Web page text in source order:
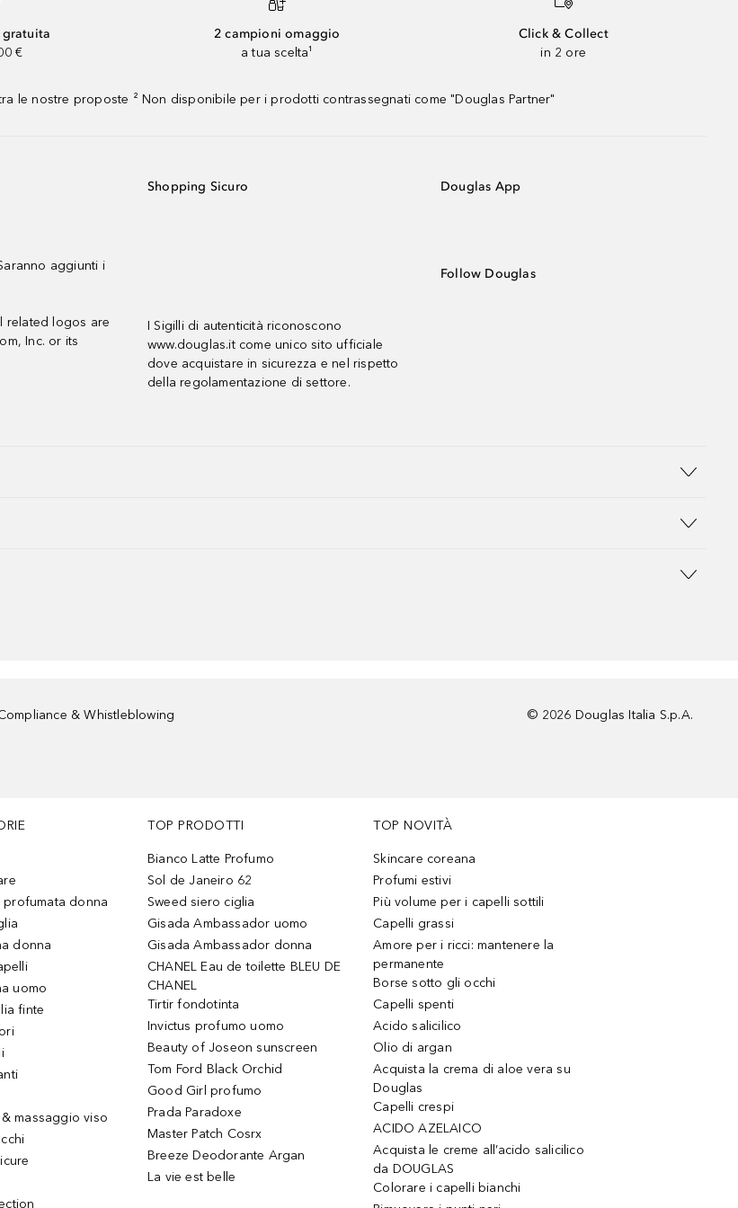
gratuita
€
2 campioni omaggio
a tua scelta¹
Click & Collect
in 2 ore
le nostre proposte ² Non disponibile per i prodotti contrassegnati come "Douglas Partner"
aggiunti i
related logos are
Inc. or its
Shopping Sicuro
I Sigilli di autenticità riconoscono
www.douglas.it come unico sito ufficiale
dove acquistare in sicurezza e nel rispetto
della regolamentazione di settore.
Douglas App
Follow Douglas
& Whistleblowing
© 2026 Douglas Italia S.p.A.
profumata donna
donna
uomo
finte
massaggio viso
TOP PRODOTTI
Bianco Latte Profumo
Sol de Janeiro 62
Sweed siero ciglia
Gisada Ambassador uomo
Gisada Ambassador donna
CHANEL Eau de toilette BLEU DE
CHANEL
Tirtir fondotinta
Invictus profumo uomo
Beauty of Joseon sunscreen
Tom Ford Black Orchid
Good Girl profumo
Prada Paradoxe
Master Patch Cosrx
Breeze Deodorante Argan
La vie est belle
TOP NOVITÀ
Skincare coreana
Profumi estivi
Più volume per i capelli sottili
Capelli grassi
Amore per i ricci: mantenere la
permanente
Borse sotto gli occhi
Capelli spenti
Acido salicilico
Olio di argan
Acquista la crema di aloe vera su
Douglas
Capelli crespi
ACIDO AZELAICO
Acquista le creme all’acido salicilico
da DOUGLAS
Colorare i capelli bianchi